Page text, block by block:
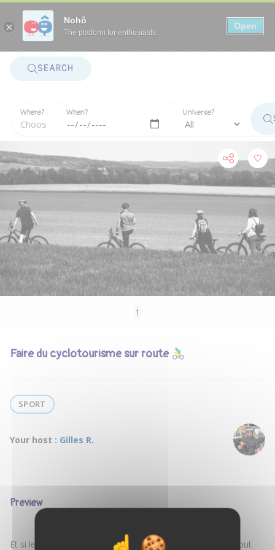
Nohô
The platform for enthusiasts
Open
SEARCH
Where? When? Universe?
1
Faire du cyclotourisme sur route 🚴‍♂️
SPORT
Your host : Gilles R.
Preview
Et si le meilleur moyen de découvrir un territoire… c’était tout
Panneau de gestion des cookies